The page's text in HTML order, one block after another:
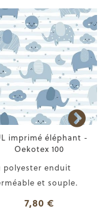
imprimé éléphant -
Oekotex 100
polyester enduit
et souple.
7,80 €